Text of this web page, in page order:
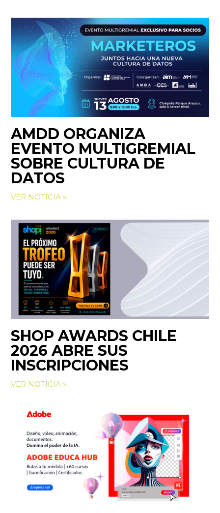
AMDD ORGANIZA
EVENTO MULTIGREMIAL
SOBRE CULTURA DE
DATOS
VER NOTICIA »
SHOP AWARDS CHILE
2026 ABRE SUS
INSCRIPCIONES
VER NOTICIA »